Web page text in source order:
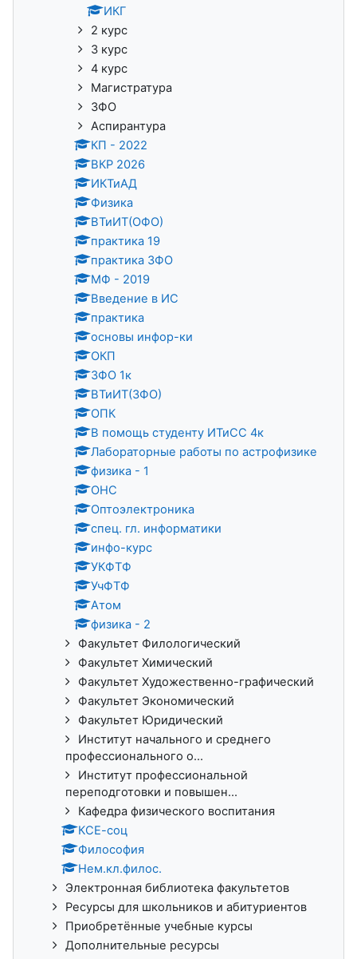
ИКГ
2 курс
3 курс
4 курс
Магистратура
ЗФО
Аспирантура
КП - 2022
ВКР 2026
ИКТиАД
Физика
ВТиИТ(ОФО)
практика 19
практика ЗФО
МФ - 2019
Введение в ИС
практика
основы инфор-ки
ОКП
ЗФО 1к
ВТиИТ(ЗФО)
ОПК
В помощь студенту ИТиСС 4к
Лабораторные работы по астрофизике
физика - 1
ОНС
Оптоэлектроника
спец. гл. информатики
инфо-курс
УКФТФ
УчФТФ
Атом
физика - 2
Факультет Филологический
Факультет Химический
Факультет Художественно-графический
Факультет Экономический
Факультет Юридический
Институт начального и среднего
профессионального о...
Институт профессиональной
переподготовки и повышен...
Кафедра физического воспитания
КСЕ-соц
Философия
Нем.кл.филос.
Электронная библиотека факультетов
Ресурсы для школьников и абитуриентов
Приобретённые учебные курсы
Дополнительные ресурсы